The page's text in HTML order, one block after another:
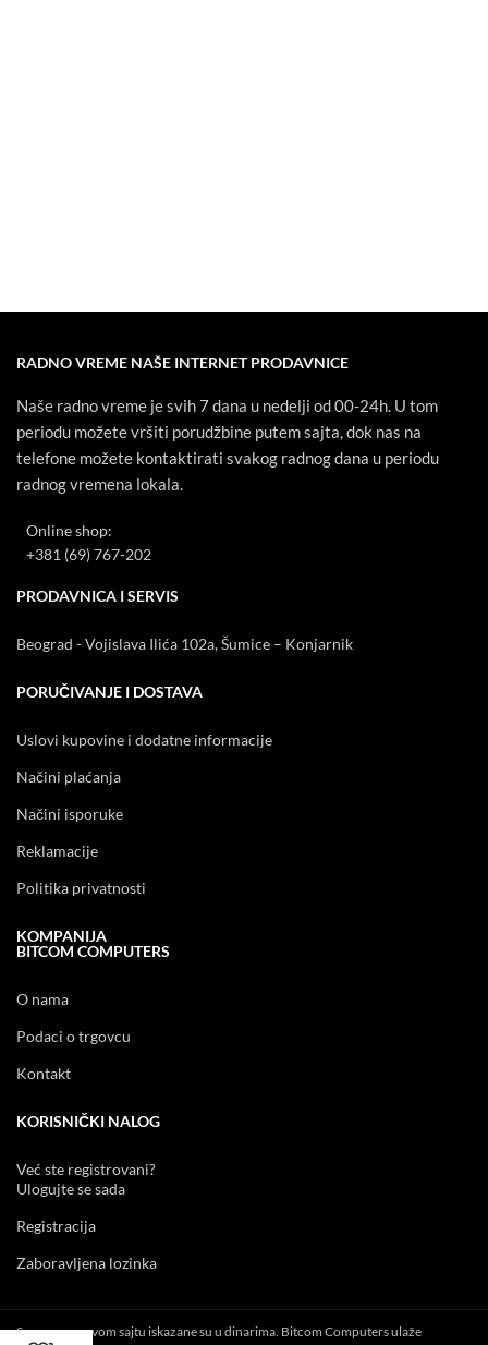
RADNO VREME NAŠE INTERNET PRODAVNICE
Naše radno vreme je svih 7 dana u nedelji od 00-24h. U tom
periodu možete vršiti porudžbine putem sajta, dok nas na
telefone možete kontaktirati svakog radnog dana u periodu
radnog vremena lokala.
Online shop:
+381 (69) 767-202
PRODAVNICA I SERVIS
Beograd - Vojislava Ilića 102a, Šumice – Konjarnik
PORUČIVANJE I DOSTAVA
Uslovi kupovine i dodatne informacije
Načini plaćanja
Načini isporuke
Reklamacije
Politika privatnosti
KOMPANIJA
BITCOM COMPUTERS
O nama
Podaci o trgovcu
Kontakt
KORISNIČKI NALOG
Već ste registrovani?
Ulogujte se sada
Registracija
Zaboravljena lozinka
Sve cene na ovom sajtu iskazane su u dinarima. Bitcom Computers ulaže